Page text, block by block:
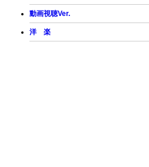
動画視聴Ver.
洋 楽